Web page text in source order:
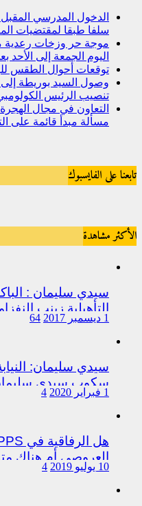
الدخول المدرسي
سلفا طبقا لمقتضیات
موجة حر وزخات رعدية
اليوم الجمعة إلى
توقعات أحوال الطقس
وصول السيد بوريطة
تنصيب الرئيس
التعاون في مجال
مسألة مبدأ قائمة على
تابعنا على الفايسبوك
الأكثر مشاهدة
سيدي سليمان :
التأهيلية زينب
1 ديسمبر 2017 64
سيدي سليمان:
سكوب سيدي
المتورطين من رجال
1 فبراير 2020 4
العروصي أم هناك
اختلالات التسيير
10 يوليو 2019 4